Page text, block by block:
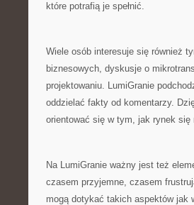
które potrafią je spełnić.
Wiele osób interesuje się również
biznesowych, dyskusje o
projektowaniu. LumiGranie
oddzielać fakty od komentarzy.
orientować się w tym, jak rynek
Na LumiGranie ważny jest też
czasem przyjemne, czasem
mogą dotykać takich aspektów jak